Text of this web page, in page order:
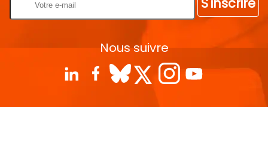
S'inscrire
Nous suivre